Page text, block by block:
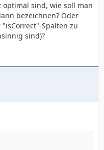
sind, wie soll man
bezeichnen? Oder
Spalten zu
sind)?